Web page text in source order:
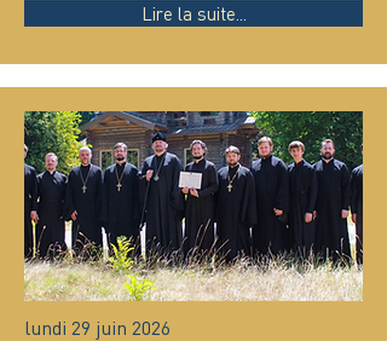
Lire la suite...
lundi 29 juin 2026